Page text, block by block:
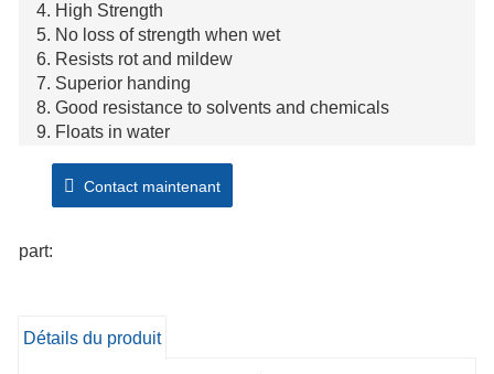
4. High Strength
5. No loss of strength when wet
6. Resists rot and mildew
7. Superior handing
8. Good resistance to solvents and chemicals
9. Floats in water
Contact maintenant
part:
Détails du produit